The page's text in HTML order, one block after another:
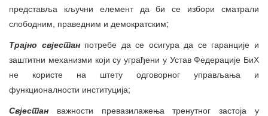
представља кључни елемент да би се избори сматрали
слободним, праведним и демократским;
Трајно свјестан потребе да се осигура да се гаранције и
заштитни механизми који су уграђени у Устав Федерације БиХ
не користе на штету одговорног управљања и
функционалности институција;
Свјестан важности превазилажења тренутног застоја у